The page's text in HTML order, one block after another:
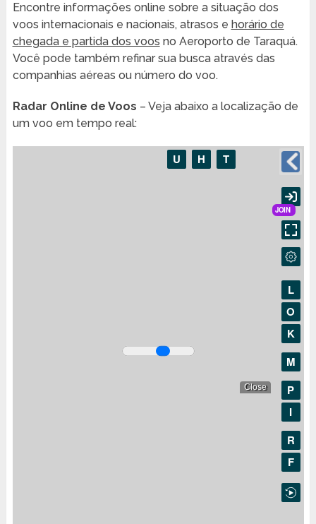
Encontre informações online sobre a situação dos
voos internacionais e nacionais, atrasos e horário de
chegada e partida dos voos no Aeroporto de Taraquá.
Você pode também refinar sua busca através das
companhias aéreas ou número do voo.
Radar Online de Voos – Veja abaixo a localização de
um voo em tempo real: